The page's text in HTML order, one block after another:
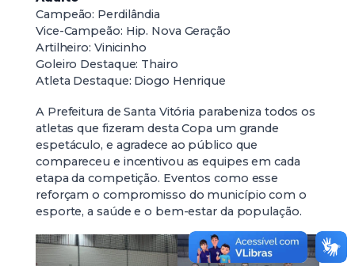
Campeão: Perdilândia
Vice-Campeão: Hip. Nova Geração
Artilheiro: Vinicinho
Goleiro Destaque: Thairo
Atleta Destaque: Diogo Henrique
A Prefeitura de Santa Vitória parabeniza todos os
atletas que fizeram desta Copa um grande
espetáculo, e agradece ao público que
compareceu e incentivou as equipes em cada
etapa da competição. Eventos como esse
reforçam o compromisso do município com o
esporte, a saúde e o bem-estar da população.